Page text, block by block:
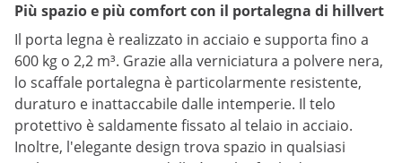
Più spazio e più comfort con il portalegna di hillvert
Il porta legna è realizzato in acciaio e supporta fino a
600 kg o 2,2 m³. Grazie alla verniciatura a polvere nera,
lo scaffale portalegna è particolarmente resistente,
duraturo e inattaccabile dalle intemperie. Il telo
protettivo è saldamente fissato al telaio in acciaio.
Inoltre, l'elegante design trova spazio in qualsiasi